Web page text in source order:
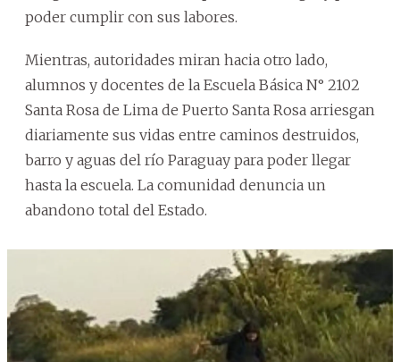
poder cumplir con sus labores.
Mientras, autoridades miran hacia otro lado,
alumnos y docentes de la Escuela Básica N° 2102
Santa Rosa de Lima de Puerto Santa Rosa arriesgan
diariamente sus vidas entre caminos destruidos,
barro y aguas del río Paraguay para poder llegar
hasta la escuela. La comunidad denuncia un
abandono total del Estado.